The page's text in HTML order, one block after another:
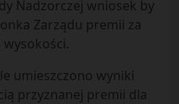
Nadzorczej wniosek by
Zarządu premii za
wysokości.
umieszczono wyniki
przyznanej premii dla